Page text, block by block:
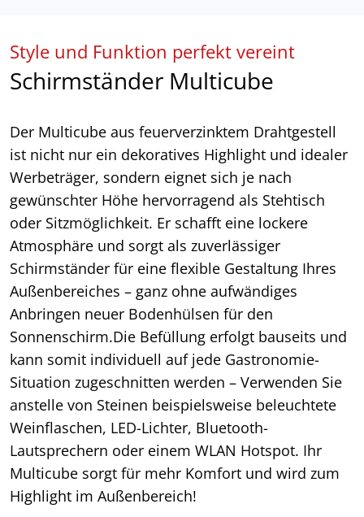
Style und Funktion perfekt vereint
Schirmständer Multicube
Der Multicube aus feuerverzinktem Drahtgestell
ist nicht nur ein dekoratives Highlight und idealer
Werbeträger, sondern eignet sich je nach
gewünschter Höhe hervorragend als Stehtisch
oder Sitzmöglichkeit. Er schafft eine lockere
Atmosphäre und sorgt als zuverlässiger
Schirmständer für eine flexible Gestaltung Ihres
Außenbereiches – ganz ohne aufwändiges
Anbringen neuer Bodenhülsen für den
Sonnenschirm.Die Befüllung erfolgt bauseits und
kann somit individuell auf jede Gastronomie-
Situation zugeschnitten werden – Verwenden Sie
anstelle von Steinen beispielsweise beleuchtete
Weinflaschen, LED-Lichter, Bluetooth-
Lautsprechern oder einem WLAN Hotspot. Ihr
Multicube sorgt für mehr Komfort und wird zum
Highlight im Außenbereich!